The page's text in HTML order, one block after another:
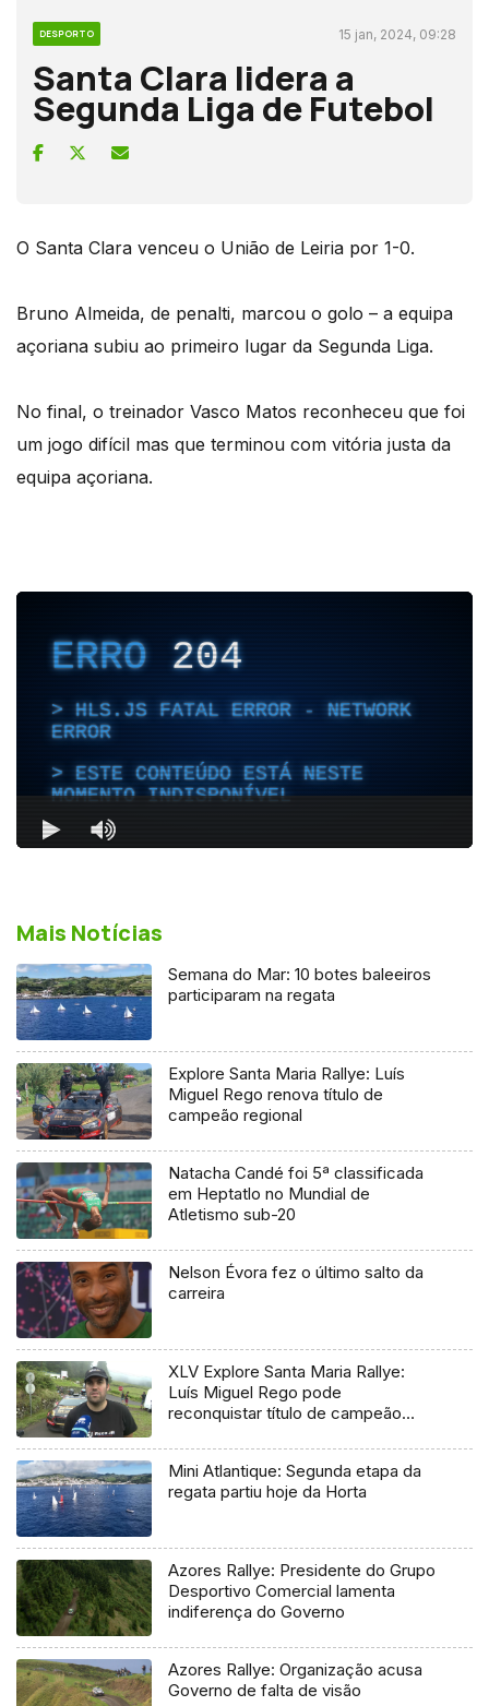
DESPORTO 15 jan, 2024, 09:28
Santa Clara lidera a
Segunda Liga de Futebol
O Santa Clara venceu o União de Leiria por 1-0.
Bruno Almeida, de penalti, marcou o golo – a equipa
açoriana subiu ao primeiro lugar da Segunda Liga.
No final, o treinador Vasco Matos reconheceu que foi
um jogo difícil mas que terminou com vitória justa da
equipa açoriana.
Mais Notícias
Semana do Mar: 10 botes baleeiros
participaram na regata
Explore Santa Maria Rallye: Luís
Miguel Rego renova título de
campeão regional
Natacha Candé foi 5ª classificada
em Heptatlo no Mundial de
Atletismo sub-20
Nelson Évora fez o último salto da
carreira
XLV Explore Santa Maria Rallye:
Luís Miguel Rego pode
reconquistar título de campeão
Mini Atlantique: Segunda etapa da
regata partiu hoje da Horta
Azores Rallye: Presidente do Grupo
Desportivo Comercial lamenta
indiferença do Governo
Azores Rallye: Organização acusa
Governo de falta de visão